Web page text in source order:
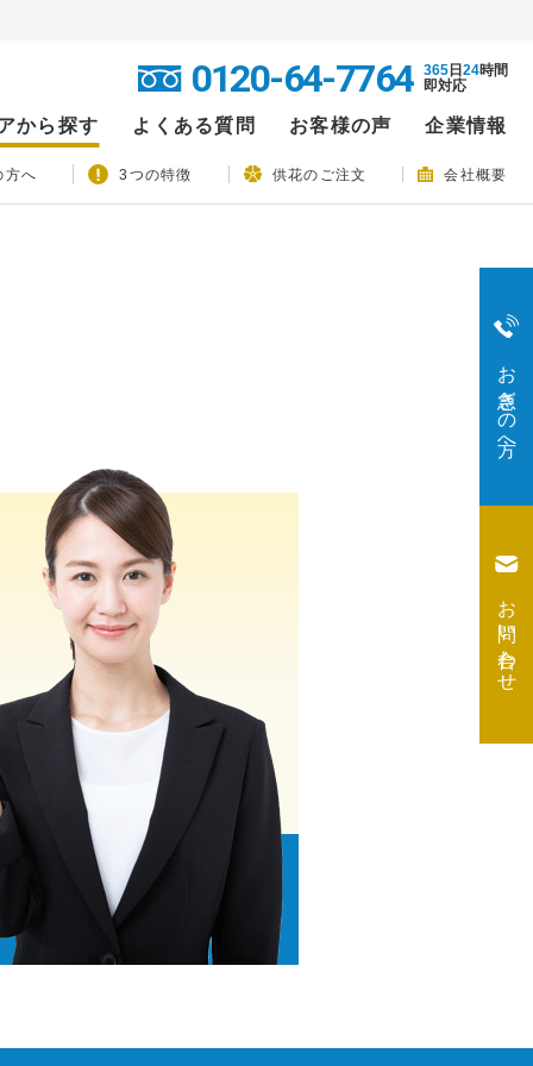
0120-64-7764 365日 24時間
即対応
から探す よくある質問 お客様の声 企業情報
方へ 3つの特徴 供花のご注文 会社概要
お急ぎの方へ
お問い合わせ